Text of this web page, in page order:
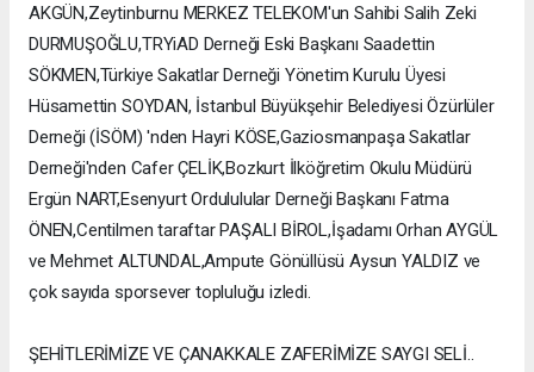
AKGÜN,Zeytinburnu MERKEZ TELEKOM'un Sahibi Salih Zeki
DURMUŞOĞLU,TRYiAD Derneği Eski Başkanı Saadettin
SÖKMEN,Türkiye Sakatlar Derneği Yönetim Kurulu Üyesi
Hüsamettin SOYDAN, İstanbul Büyükşehir Belediyesi Özürlüler
Derneği (İSÖM) 'nden Hayri KÖSE,Gaziosmanpaşa Sakatlar
Derneği'nden Cafer ÇELİK,Bozkurt İlköğretim Okulu Müdürü
Ergün NART,Esenyurt Ordululular Derneği Başkanı Fatma
ÖNEN,Centilmen taraftar PAŞALI BİROL,İşadamı Orhan AYGÜL
ve Mehmet ALTUNDAL,Ampute Gönüllüsü Aysun YALDIZ ve
çok sayıda sporsever topluluğu izledi.
ŞEHİTLERİMİZE VE ÇANAKKALE ZAFERİMİZE SAYGI SELİ..